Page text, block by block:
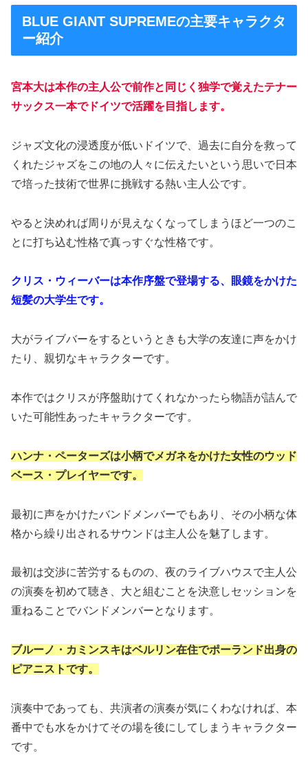
BLUE GIANT SUPREMEの主要キャラクタ
ー紹介
宮本大は本作の主人公で前作と同じく独学で覚えたテナー
サックス一本でドイツで活躍を目指します。
ジャズ文化の浸透度が低いドイツで、過去に自分を救って
くれたジャズをこの地の人々に伝えたいという思いで日本
で培った技術で世界に挑戦する熱い主人公です。
やると決めれば周りが見えなくなってしまうほど一つのこ
とに打ち込む性格で真っすぐな性格です。
クリス・ウィーバーは本作序盤で登場する、眼鏡をかけた
短髪の大学生です。
大がライブバーをするというときも大学の友達に声をかけ
たり、親切なキャラクターです。
本作ではクリスが序盤助けてくれなかったら物語が詰んで
いた可能性あったキャラクターです。
ハンナ・ペーターズは小柄でメガネをかけた女性のウッド
ベース・プレイヤーです。
最初に声をかけたバンドメンバーでもあり、その小柄な体
格から繰り出されるサウンドは主人公を魅了します。
最初は交渉に苦労するものの、夜のライブハウスで主人公
の演奏を初めて聴き、大と組むことを決意しセッションを
重ねることでバンドメンバーとなります。
ブルーノ・カミンスキはベルリン在住でポーランド出身の
ピアニストです。
演奏中であっても、共演者の演奏が気にくわなければ、本
番中でも水をかけてその場を後にしてしまうキャラクター
です。